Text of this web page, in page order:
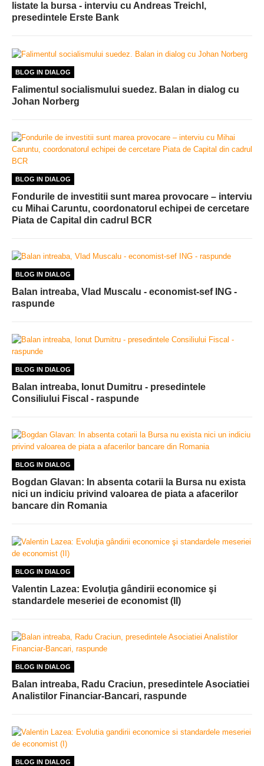
listate la bursa - interviu cu Andreas Treichl,
presedintele Erste Bank
BLOG IN DIALOG
Falimentul socialismului suedez. Balan in dialog cu
Johan Norberg
BLOG IN DIALOG
Fondurile de investitii sunt marea provocare – interviu
cu Mihai Caruntu, coordonatorul echipei de cercetare
Piata de Capital din cadrul BCR
BLOG IN DIALOG
Balan intreaba, Vlad Muscalu - economist-sef ING -
raspunde
BLOG IN DIALOG
Balan intreaba, Ionut Dumitru - presedintele
Consiliului Fiscal - raspunde
BLOG IN DIALOG
Bogdan Glavan: In absenta cotarii la Bursa nu exista
nici un indiciu privind valoarea de piata a afacerilor
bancare din Romania
BLOG IN DIALOG
Valentin Lazea: Evoluţia gândirii economice şi
standardele meseriei de economist (II)
BLOG IN DIALOG
Balan intreaba, Radu Craciun, presedintele Asociatiei
Analistilor Financiar-Bancari, raspunde
BLOG IN DIALOG